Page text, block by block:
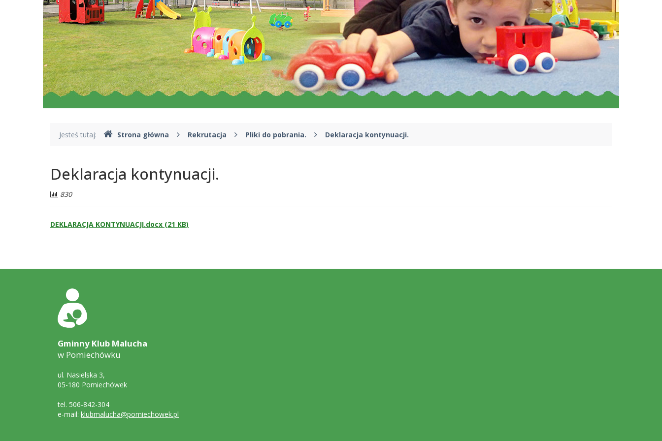
Gdzie
Jesteś tutaj: Strona główna Rekrutacja Pliki do pobrania. Deklaracja kontynuacji.
Deklaracja kontynuacji.
Liczba
830
DEKLARACJA KONTYNUACJI.docx (21 KB)
Adres
Gminny Klub Malucha
w Pomiechówku
ul. Nasielska 3,
05-180 Pomiechówek
tel. 506-842-304
e-mail: klubmalucha@pomiechowek.pl